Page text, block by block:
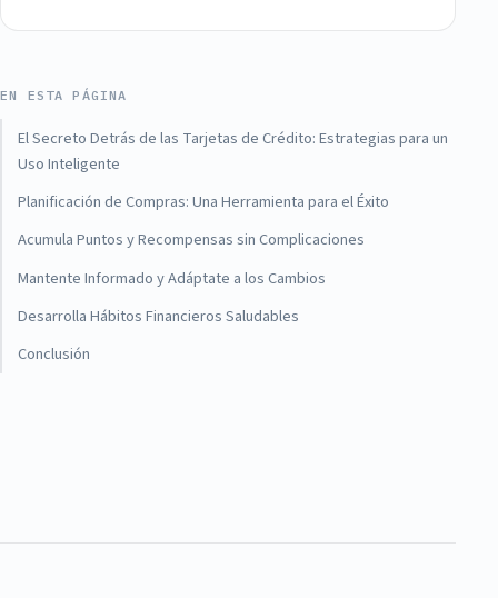
EN ESTA PÁGINA
El Secreto Detrás de las Tarjetas de Crédito: Estrategias para un
Uso Inteligente
Planificación de Compras: Una Herramienta para el Éxito
Acumula Puntos y Recompensas sin Complicaciones
Mantente Informado y Adáptate a los Cambios
Desarrolla Hábitos Financieros Saludables
Conclusión